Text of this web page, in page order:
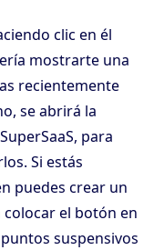
clic en él
mostrarte una
recientemente
se abrirá la
para
Si estás
puedes crear un
el botón en
suspensivos